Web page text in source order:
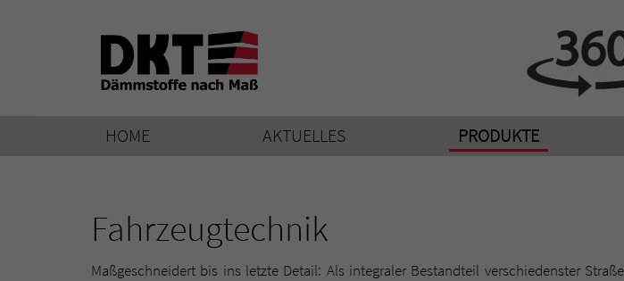
HOME AKTUELLES PRODUKTE
Fahrzeugtechnik
Maßgeschneidert bis ins letzte Detail: Als integraler Bestandteil verschiedenster